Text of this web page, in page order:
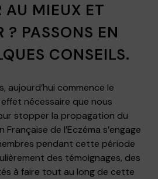
AU MIEUX ET
? PASSONS EN
CONSEILS.
aujourd’hui commence le
effet nécessaire que nous
stopper la propagation du
Française de l’Eczéma s’engage
pendant cette période
des témoignages, des
à faire tout au long de cette